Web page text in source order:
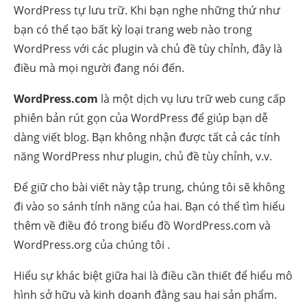
WordPress tự lưu trữ. Khi bạn nghe những thứ như
bạn có thể tạo bất kỳ loại trang web nào trong
WordPress với các plugin và chủ đề tùy chỉnh, đây là
điều mà mọi người đang nói đến.
WordPress.com là một dịch vụ lưu trữ web cung cấp
phiên bản rút gọn của WordPress để giúp bạn dễ
dàng viết blog. Bạn không nhận được tất cả các tính
năng WordPress như plugin, chủ đề tùy chỉnh, v.v.
Để giữ cho bài viết này tập trung, chúng tôi sẽ không
đi vào so sánh tính năng của hai. Bạn có thể tìm hiểu
thêm về điều đó trong biểu đồ WordPress.com và
WordPress.org của chúng tôi .
Hiểu sự khác biệt giữa hai là điều cần thiết để hiểu mô
hình sở hữu và kinh doanh đằng sau hai sản phẩm.